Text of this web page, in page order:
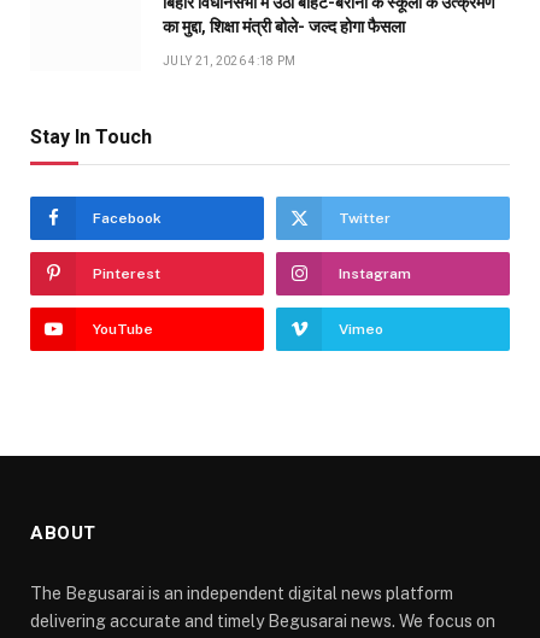
का मुद्दा, शिक्षा मंत्री बोले- जल्द होगा फैसला
JULY 21, 2026 4:18 PM
Stay In Touch
Facebook Twitter
Pinterest Instagram
YouTube Vimeo
ABOUT
The Begusarai is an independent digital news platform
delivering accurate and timely Begusarai news. We focus on